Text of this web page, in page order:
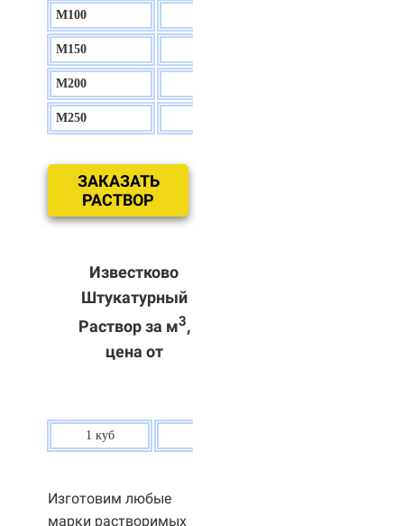
М100
М150
М200
М250
ЗАКАЗАТЬ
РАСТВОР
Известково
Штукатурный
Раствор за м3,
цена от
1 куб
Изготовим любые
марки растворимых